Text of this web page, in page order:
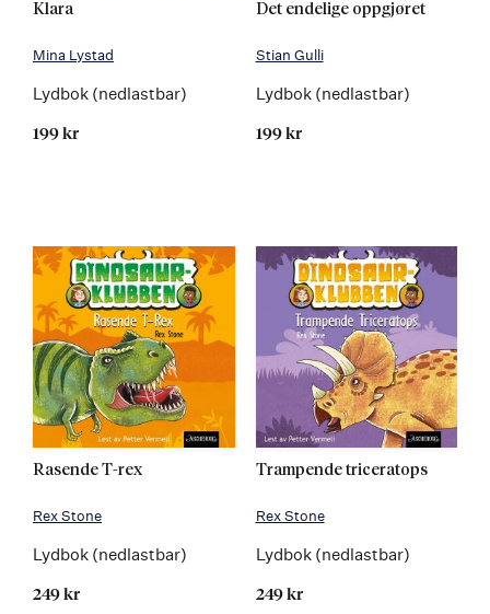
Klara
Mina Lystad
Lydbok (nedlastbar)
199 kr
Det endelige oppgjøret
Stian Gulli
Lydbok (nedlastbar)
199 kr
Rasende T-rex
Rex Stone
Lydbok (nedlastbar)
249 kr
Trampende triceratops
Rex Stone
Lydbok (nedlastbar)
249 kr